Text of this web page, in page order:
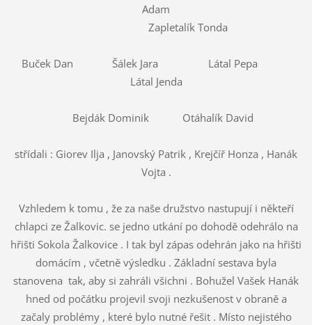
Adam
Zapletalík Tonda
Buček Dan Šálek Jara Látal Pepa
Látal Jenda
Bejdák Dominik Otáhalík David
střídali : Giorev Ilja , Janovský Patrik , Krejčíř Honza , Hanák
Vojta .
Vzhledem k tomu , že za naše družstvo nastupují i někteří
chlapci ze Žalkovic. se jedno utkání po dohodě odehrálo na
hřišti Sokola Žalkovice . I tak byl zápas odehrán jako na hřišti
domácím , včetně výsledku . Základní sestava byla
stanovena tak, aby si zahráli všichni . Bohužel Vašek Hanák
hned od počátku projevil svoji nezkušenost v obraně a
začaly problémy , které bylo nutné řešit . Místo nejistého